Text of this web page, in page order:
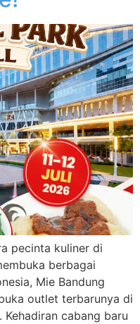
pecinta kuliner di
berbagai
Mie Bandung
outlet terbarunya di
cabang baru